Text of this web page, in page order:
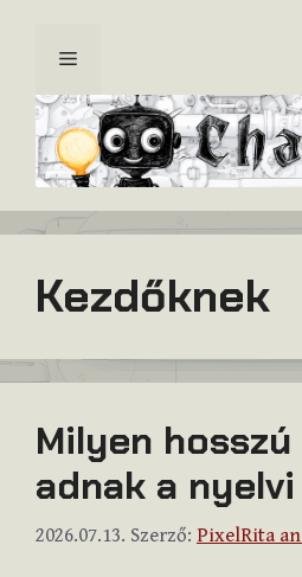
tartalomba
Menü
Kezdőknek
Milyen
adnak a
2026.07.13. Szerző: PixelRita